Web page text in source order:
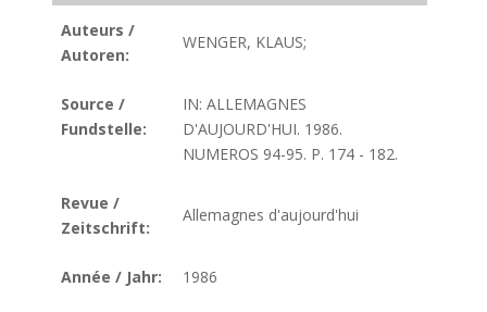
Auteurs /
Autoren:
WENGER, KLAUS;
Source /
Fundstelle:
IN: ALLEMAGNES
D'AUJOURD'HUI. 1986.
NUMEROS 94-95. P. 174 - 182.
Revue /
Zeitschrift:
Allemagnes d'aujourd'hui
Année / Jahr: 1986